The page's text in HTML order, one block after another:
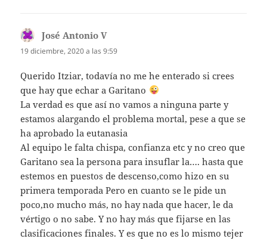
José Antonio Vdice:
19 diciembre, 2020 a las 9:59
Querido Itziar, todavía no me he enterado si crees
que hay que echar a Garitano
La verdad es que así no vamos a ninguna parte y
estamos alargando el problema mortal, pese a que se
ha aprobado la eutanasia
Al equipo le falta chispa, confianza etc y no creo que
Garitano sea la persona para insuflar la…. hasta que
estemos en puestos de descenso,como hizo en su
primera temporada Pero en cuanto se le pide un
poco,no mucho más, no hay nada que hacer, le da
vértigo o no sabe. Y no hay más que fijarse en las
clasificaciones finales. Y es que no es lo mismo tejer